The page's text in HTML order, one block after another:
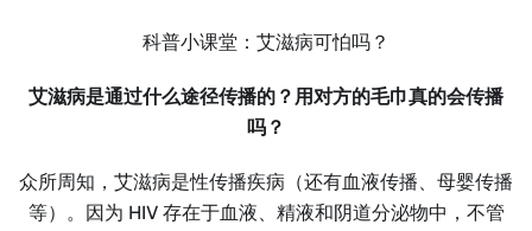
科普小课堂：艾滋病可怕吗？
艾滋病是通过什么途径传播的？用对方的毛巾真的会传播
吗？
众所周知，艾滋病是性传播疾病（还有血液传播、母婴传播
等）。因为 HIV 存在于血液、精液和阴道分泌物中，不管